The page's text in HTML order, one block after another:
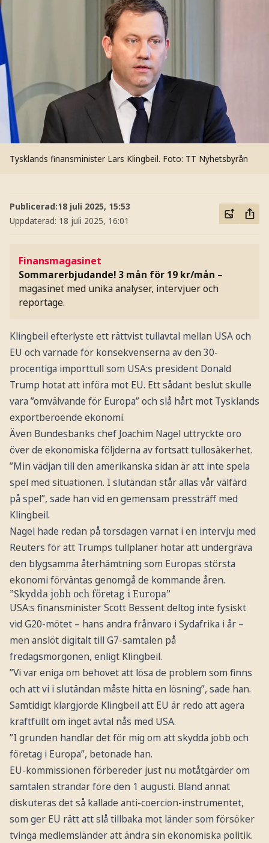
Tysklands finansminister Lars Klingbeil. Foto: TT Nyhetsbyrån
Publicerad:18 juli 2025, 15:53
Uppdaterad: 18 juli 2025, 16:01
Finansmagasinet
Sommarerbjudande! 3 mån för 19 kr/mån –
magasinet med unika analyser, intervjuer och
reportage.
Klingbeil efterlyste ett rättvist tullavtal mellan USA och
EU och varnade för konsekvenserna av den 30-
procentiga importtull som USA:s president Donald
Trump hotat att införa mot EU. Ett sådant beslut skulle
vara ”omvälvande för Europa” och slå hårt mot Tysklands
exportberoende ekonomi.
Även Bundesbanks chef Joachim Nagel uttryckte oro
över de ekonomiska följderna av fortsatt tullosäkerhet.
”Min vädjan till den amerikanska sidan är att inte spela
spel med situationen. I slutändan står allas vår välfärd
på spel”, sade han vid en gemensam pressträff med
Klingbeil.
Nagel hade redan på torsdagen varnat i en intervju med
Reuters för att Trumps tullplaner hotar att undergräva
den blygsamma återhämtning som Europas största
ekonomi förväntas genomgå de kommande åren.
”Skydda jobb och företag i Europa”
USA:s finansminister Scott Bessent deltog inte fysiskt
vid G20-mötet – hans andra frånvaro i Sydafrika i år –
men anslöt digitalt till G7-samtalen på
fredagsmorgonen, enligt Klingbeil.
”Vi var eniga om behovet att lösa de problem som finns
och att vi i slutändan måste hitta en lösning”, sade han.
Samtidigt klargjorde Klingbeil att EU är redo att agera
kraftfullt om inget avtal nås med USA.
”I grunden handlar det för mig om att skydda jobb och
företag i Europa”, betonade han.
EU-kommissionen förbereder just nu motåtgärder om
samtalen strandar före den 1 augusti. Bland annat
diskuteras det så kallade anti-coercion-instrumentet,
som ger EU rätt att slå tillbaka mot länder som försöker
tvinga medlemsländer att ändra sin ekonomiska politik.